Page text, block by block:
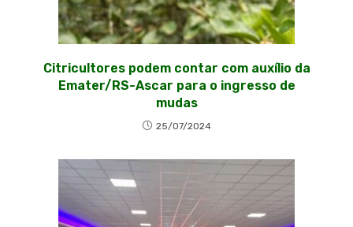
Citricultores podem contar com auxílio da
Emater/RS-Ascar para o ingresso de
mudas
25/07/2024